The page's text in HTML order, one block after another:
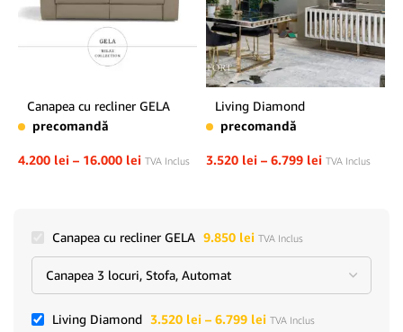
Canapea cu recliner GELA
precomandă
4.200 lei – 16.000 lei TVA Inclus
Living Diamond
precomandă
3.520 lei – 6.799 lei TVA Inclus
Canapea cu recliner GELA 9.850 lei TVA Inclus
Living Diamond 3.520 lei – 6.799 lei TVA Inclus